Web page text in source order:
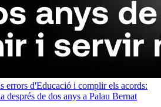
errors d'Educació i complir els acords:
després de dos anys a Palau Bernat